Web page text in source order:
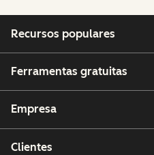
Recursos populares
Ferramentas gratuitas
Empresa
Clientes